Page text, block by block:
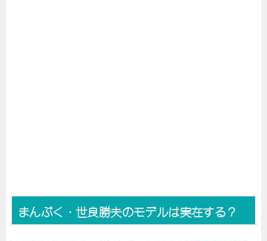
まんぷく・世良勝夫のモデルは実在する？